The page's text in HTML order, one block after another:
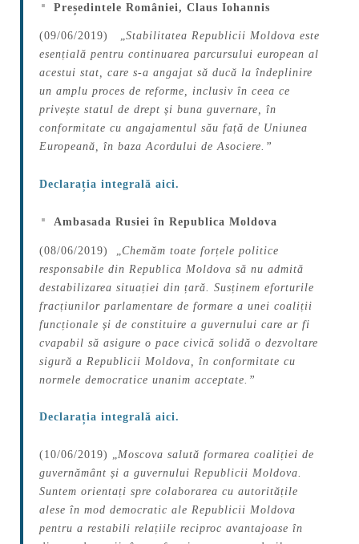
Președintele României, Claus Iohannis
(09/06/2019) „Stabilitatea Republicii Moldova este
esențială pentru continuarea parcursului european al
acestui stat, care s-a angajat să ducă la îndeplinire
un amplu proces de reforme, inclusiv în ceea ce
privește statul de drept și buna guvernare, în
conformitate cu angajamentul său față de Uniunea
Europeană, în baza Acordului de Asociere.”
Declarația integrală aici.
Ambasada Rusiei în Republica Moldova
(08/06/2019) „ Chemăm toate forțele politice
responsabile din Republica Moldova să nu admită
destabilizarea situației din țară. Susținem eforturile
fracțiunilor parlamentare de formare a unei coaliții
funcționale și de constituire a guvernului care ar fi
cvapabil să asigure o pace civică solidă o dezvoltare
sigură a Republicii Moldova, în conformitate cu
normele democratice unanim acceptate .”
Declarația integrală aici.
(10/06/2019) „Moscova salută formarea coaliției de
guvernământ și a guvernului Republicii Moldova.
Suntem orientați spre colaborarea cu autoritățile
alese în mod democratic ale Republicii Moldova
pentru a restabili relațiile reciproc avantajoase în